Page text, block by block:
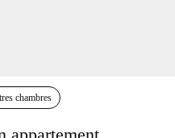
chambres